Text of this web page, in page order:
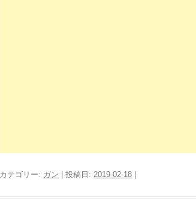
カテゴリー: ガン | 投稿日: 2019-02-18